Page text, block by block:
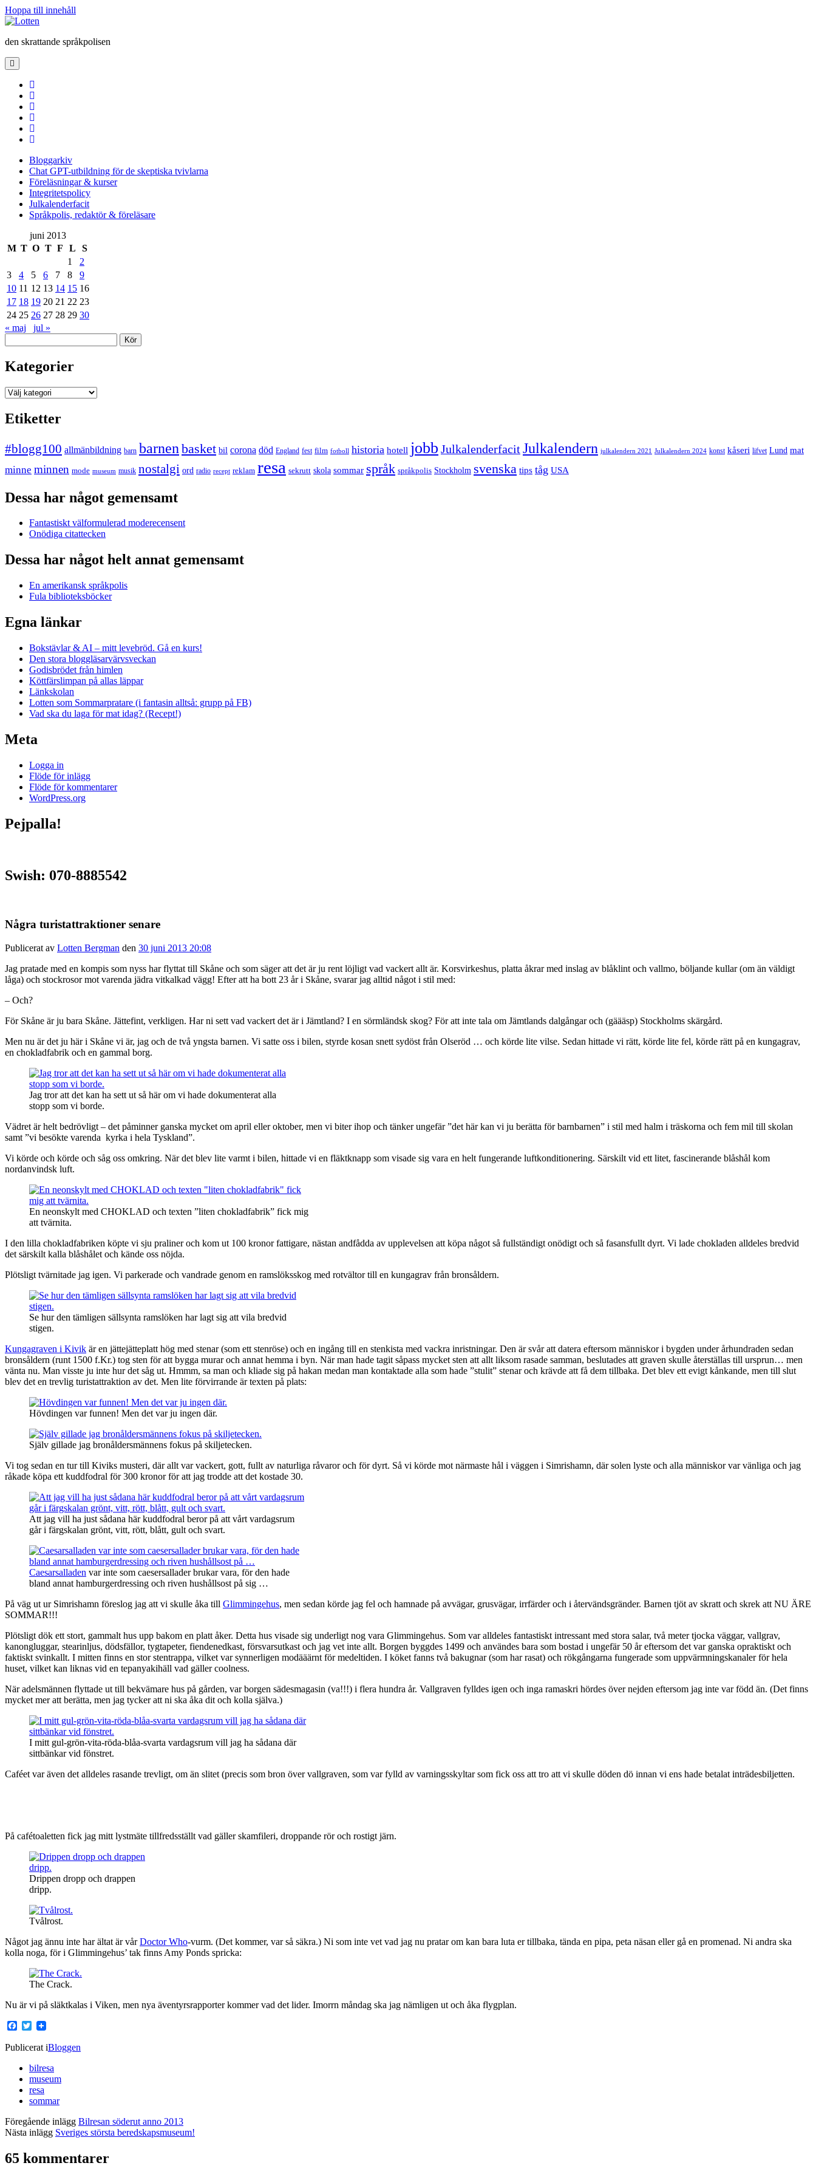
Hoppa till innehåll
Lotten
den skrattande språkpolisen
öppna
primär
Bloggarkiv
Chat GPT-utbildning för de skeptiska tvivlarna
Föreläsningar & kurser
Integritetspolicy
Julkalenderfacit
Språkpolis, redaktör & föreläsare
Sidopanel
juni 2013
M T O T F L
S
1
2
3
4 5 6 7 8
9
10 11 12 13 14 15 16
17 18 19 20 21 22 23
24 25 26 27 28 29 30
« maj
jul »
Kategorier
Kategorier
Etiketter
#blogg100 allmänbildning barn barnen basket bil corona död England fest film fotboll historia hotell jobb JulkalenderfacitJulkalendern julkalendern 2021 Julkalendern 2024 konst kåseri lifvet Lund mat
minne minnen mode museum musik nostalgi ord radio recept reklam resa sekrutt skola sommar språk språkpolis Stockholm svenska tips tåg USA
Dessa har något gemensamt
Fantastiskt välformulerad moderecensent
Onödiga citattecken
Dessa har något helt annat gemensamt
En amerikansk språkpolis
Fula biblioteksböcker
Egna länkar
Bokstävlar & AI – mitt levebröd. Gå en kurs!
Den stora bloggläsarvärvsveckan
Godisbrödet från himlen
Köttfärslimpan på allas läppar
Länkskolan
Lotten som Sommarpratare (i fantasin alltså: grupp på FB)
Vad ska du laga för mat idag? (Recept!)
Meta
Logga in
Flöde för inlägg
Flöde för kommentarer
WordPress.org
Pejpalla!
Swish: 070-8885542
Några turistattraktioner senare
Publicerat av Lotten Bergman den 30 juni 2013 20:08
Jag pratade med en kompis som nyss har flyttat till Skåne och som säger att det är ju rent löjligt vad vackert allt är. Korsvirkeshus, platta åkrar med inslag av blåklint och vallmo, böljande kullar (om än väldigt
låga) och stockrosor mot varenda jädra vitkalkad vägg! Efter att ha bott 23 år i Skåne, svarar jag alltid något i stil med:
– Och?
För Skåne är ju bara Skåne. Jättefint, verkligen. Har ni sett vad vackert det är i Jämtland? I en sörmländsk skog? För att inte tala om Jämtlands dalgångar och (gäääsp) Stockholms skärgård.
Men nu är det ju här i Skåne vi är, jag och de två yngsta barnen. Vi satte oss i bilen, styrde kosan snett sydöst från Olseröd … och körde lite vilse. Sedan hittade vi rätt, körde lite fel, körde rätt på en kungagrav,
en chokladfabrik och en gammal borg.
Jag tror att det kan ha sett ut så här om vi hade dokumenterat alla
stopp som vi borde.
Vädret är helt bedrövligt – det påminner ganska mycket om april eller oktober, men vi biter ihop och tänker ungefär ”det här kan vi ju berätta för barnbarnen” i stil med halm i träskorna och fem mil till skolan
samt ”vi besökte varenda kyrka i hela Tyskland”.
Vi körde och körde och såg oss omkring. När det blev lite varmt i bilen, hittade vi en fläktknapp som visade sig vara en helt fungerande luftkonditionering. Särskilt vid ett litet, fascinerande blåshål kom
nordanvindsk luft.
En neonskylt med CHOKLAD och texten ”liten chokladfabrik” fick mig
att tvärnita.
I den lilla chokladfabriken köpte vi sju praliner och kom ut 100 kronor fattigare, nästan andfådda av upplevelsen att köpa något så fullständigt onödigt och så fasansfullt dyrt. Vi lade chokladen alldeles bredvid
det särskilt kalla blåshålet och kände oss nöjda.
Plötsligt tvärnitade jag igen. Vi parkerade och vandrade genom en ramslöksskog med rotvältor till en kungagrav från bronsåldern.
Se hur den tämligen sällsynta ramslöken har lagt sig att vila bredvid
stigen.
Kungagraven i Kivik är en jättejätteplatt hög med stenar (som ett stenröse) och en ingång till en stenkista med vackra inristningar. Den är svår att datera eftersom människor i bygden under århundraden sedan
bronsåldern (runt 1500 f.Kr.) tog sten för att bygga murar och annat hemma i byn. När man hade tagit såpass mycket sten att allt liksom rasade samman, beslutades att graven skulle återställas till ursprun… men
vänta nu. Man visste ju inte hur det såg ut. Hmmm, sa man och kliade sig på hakan medan man kontaktade alla som hade ”stulit” stenar och krävde att få dem tillbaka. Det blev ett evigt kånkande, men till slut
blev det en trevlig turistattraktion av det. Men lite förvirrande är texten på plats:
Hövdingen var funnen! Men det var ju ingen där.
Själv gillade jag bronåldersmännens fokus på skiljetecken.
Vi tog sedan en tur till Kiviks musteri, där allt var vackert, gott, fullt av naturliga råvaror och för dyrt. Så vi körde mot närmaste hål i väggen i Simrishamn, där solen lyste och alla människor var vänliga och jag
råkade köpa ett kuddfodral för 300 kronor för att jag trodde att det kostade 30.
Att jag vill ha just sådana här kuddfodral beror på att vårt vardagsrum
går i färgskalan grönt, vitt, rött, blått, gult och svart.
Caesarsalladen var inte som caesersallader brukar vara, för den hade
bland annat hamburgerdressing och riven hushållsost på sig …
På väg ut ur Simrishamn föreslog jag att vi skulle åka till Glimmingehus, men sedan körde jag fel och hamnade på avvägar, grusvägar, irrfärder och i återvändsgränder. Barnen tjöt av skratt och skrek att NU ÄRE
SOMMAR!!!
Plötsligt dök ett stort, gammalt hus upp bakom en platt åker. Detta hus visade sig underligt nog vara Glimmingehus. Som var alldeles fantastiskt intressant med stora salar, två meter tjocka väggar, vallgrav,
kanongluggar, stearinljus, dödsfällor, tygtapeter, fiendenedkast, försvarsutkast och jag vet inte allt. Borgen byggdes 1499 och användes bara som bostad i ungefär 50 år eftersom det var ganska opraktiskt och
faktiskt svinkallt. I mitten finns en stor stentrappa, vilket var synnerligen modääärnt för medeltiden. I köket fanns två bakugnar (som har rasat) och rökgångarna fungerade som uppvärmningskanaler för hela
huset, vilket kan liknas vid en tepanyakihäll vad gäller coolness.
När adelsmännen flyttade ut till bekvämare hus på gården, var borgen sädesmagasin (va!!!) i flera hundra år. Vallgraven fylldes igen och inga ramaskri hördes över nejden eftersom jag inte var född än. (Det finns
mycket mer att berätta, men jag tycker att ni ska åka dit och kolla själva.)
I mitt gul-grön-vita-röda-blåa-svarta vardagsrum vill jag ha sådana där
sittbänkar vid fönstret.
Caféet var även det alldeles rasande trevligt, om än slitet (precis som bron över vallgraven, som var fylld av varningsskyltar som fick oss att tro att vi skulle döden dö innan vi ens hade betalat inträdesbiljetten.
På cafétoaletten fick jag mitt lystmäte tillfredsställt vad gäller skamfileri, droppande rör och rostigt järn.
Drippen dropp och drappen
dripp.
Tvålrost.
Något jag ännu inte har ältat är vårDoctor Who-vurm. (Det kommer, var så säkra.) Ni som inte vet vad jag nu pratar om kan bara luta er tillbaka, tända en pipa, peta näsan eller gå en promenad. Ni andra ska
kolla noga, för i Glimmingehus’ tak finns Amy Ponds spricka:
The Crack.
Nu är vi på släktkalas i Viken, men nya äventyrsrapporter kommer vad det lider. Imorrn måndag ska jag nämligen ut och åka flygplan.
Facebook
Twitter
Publicerat iBloggen
bilresa
museum
resa
sommar
Föregående inlägg Bilresan söderut anno 2013
Nästa inlägg Sveriges största beredskapsmuseum!
65 kommentarer